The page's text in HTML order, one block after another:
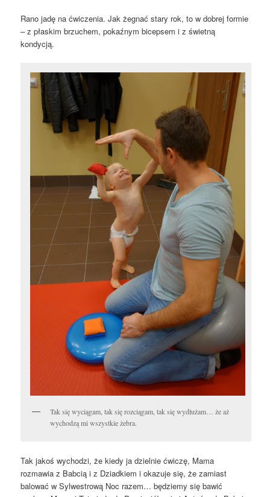
Rano jadę na ćwiczenia. Jak żegnać stary rok, to w dobrej formie
– z płaskim brzuchem, pokaźnym bicepsem i z świetną
kondycją.
Tak się wyciągam, tak się rozciągam, tak się wydłużam… że aż
wychodzą mi wszystkie żebra.
Tak jakoś wychodzi, że kiedy ja dzielnie ćwiczę, Mama
rozmawia z Babcią i z Dziadkiem i okazuje się, że zamiast
balować w Sylwestrową Noc razem… będziemy się bawić